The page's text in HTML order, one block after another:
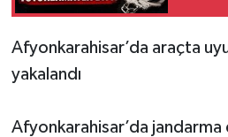
Afyonkarahisar’da araçta
yakalandı
Afyonkarahisar’da jandarma